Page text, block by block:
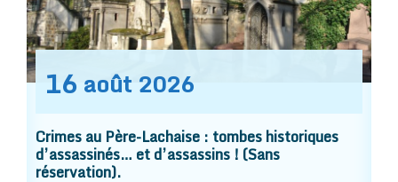
16 août 2026
Crimes au Père-Lachaise : tombes historiques
d’assassinés… et d’assassins ! (Sans
réservation).